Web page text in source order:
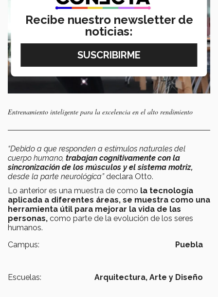
Entrenamiento inteligente para la excelencia en el alto rendimiento
“Debido a que responden a estímulos naturales del
cuerpo humano, trabajan cognitivamente con la
sincronización de los músculos y el sistema motriz,
desde la parte neurológica”declara Otto.
Lo anterior es una muestra de como la tecnología
aplicada a diferentes áreas, se muestra como una
herramienta útil para mejorar la vida de las
personas, como parte de la evolución de los seres
humanos.
Campus:
Puebla
Escuelas: Arquitectura, Arte y Diseño
Recibe nuestro newsletter de
noticias: